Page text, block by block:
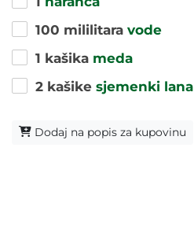
100 mililitara vode
1 kašika meda
2 kašike sjemenki lana
Dodaj na popis za kupovinu